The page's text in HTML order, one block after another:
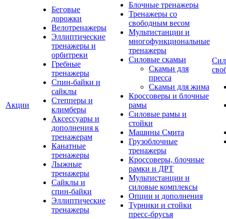
Акции
Беговые
дорожки
Велотренажеры
Эллиптические
тренажеры и
орбитреки
Гребные
тренажеры
Спин-байки и
сайклы
Степперы и
климберы
Аксессуары и
дополнения к
тренажерам
Канатные
тренажеры
Лыжные
тренажеры
Сайклы и
спин-байки
Эллиптические
тренажеры
Блочные тренажеры
Тренажеры со
свободным весом
Мультистанции и
многофункциональные
тренажеры
Силовые скамьи
Скамьи для
пресса
Скамьи для жима
Кроссоверы и блочные
рамы
Силовые рамы и
стойки
Машины Смита
Грузоблочные
тренажеры
Кроссоверы, блочные
рамки и ДРТ
Мультистанции и
силовые комплексы
Опции и дополнения
Турники и стойки
пресс-брусья